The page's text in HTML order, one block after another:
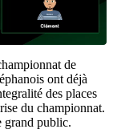
de
ont déjà
des places
du championnat.
grand public.